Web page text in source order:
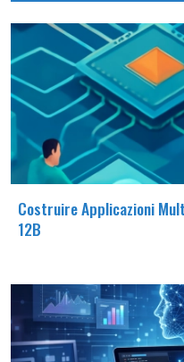
Costruire Applicazioni
12B